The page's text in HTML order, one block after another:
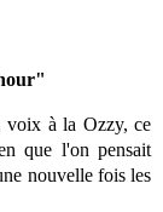
voix à la Ozzy, ce
que l'on pensait
nouvelle fois les